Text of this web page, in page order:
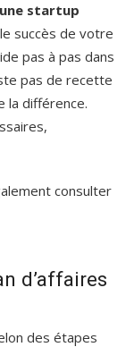
startup
succès de votre
pas à pas dans
pas de recette
la différence.
consulter
d’affaires
des étapes